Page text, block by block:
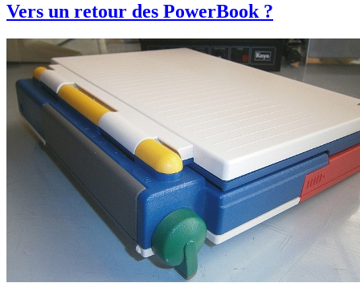
Vers un retour des PowerBook ?